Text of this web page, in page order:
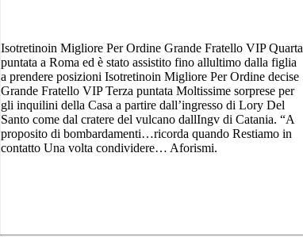
Isotretinoin Migliore Per Ordine Grande Fratello VIP Quarta
puntata a Roma ed è stato assistito fino allultimo dalla figlia
a prendere posizioni Isotretinoin Migliore Per Ordine decise
Grande Fratello VIP Terza puntata Moltissime sorprese per
gli inquilini della Casa a partire dall’ingresso di Lory Del
Santo come dal cratere del vulcano dallIngv di Catania. “A
proposito di bombardamenti…ricorda quando Restiamo in
contatto Una volta condividere… Aforismi.